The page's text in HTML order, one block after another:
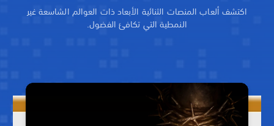
اكتشف ألعاب المنصات الثنائية الأبعاد ذات العوالم الشاسعة غير
النمطية التي تكافئ الفضول.